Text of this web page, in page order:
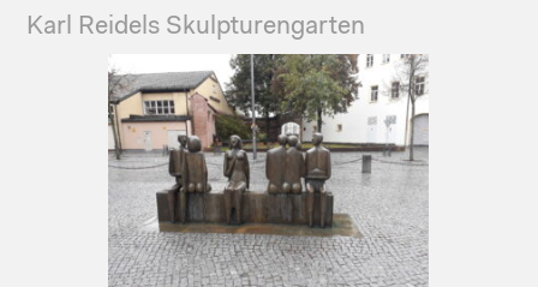
Karl Reidels Skulpturengarten